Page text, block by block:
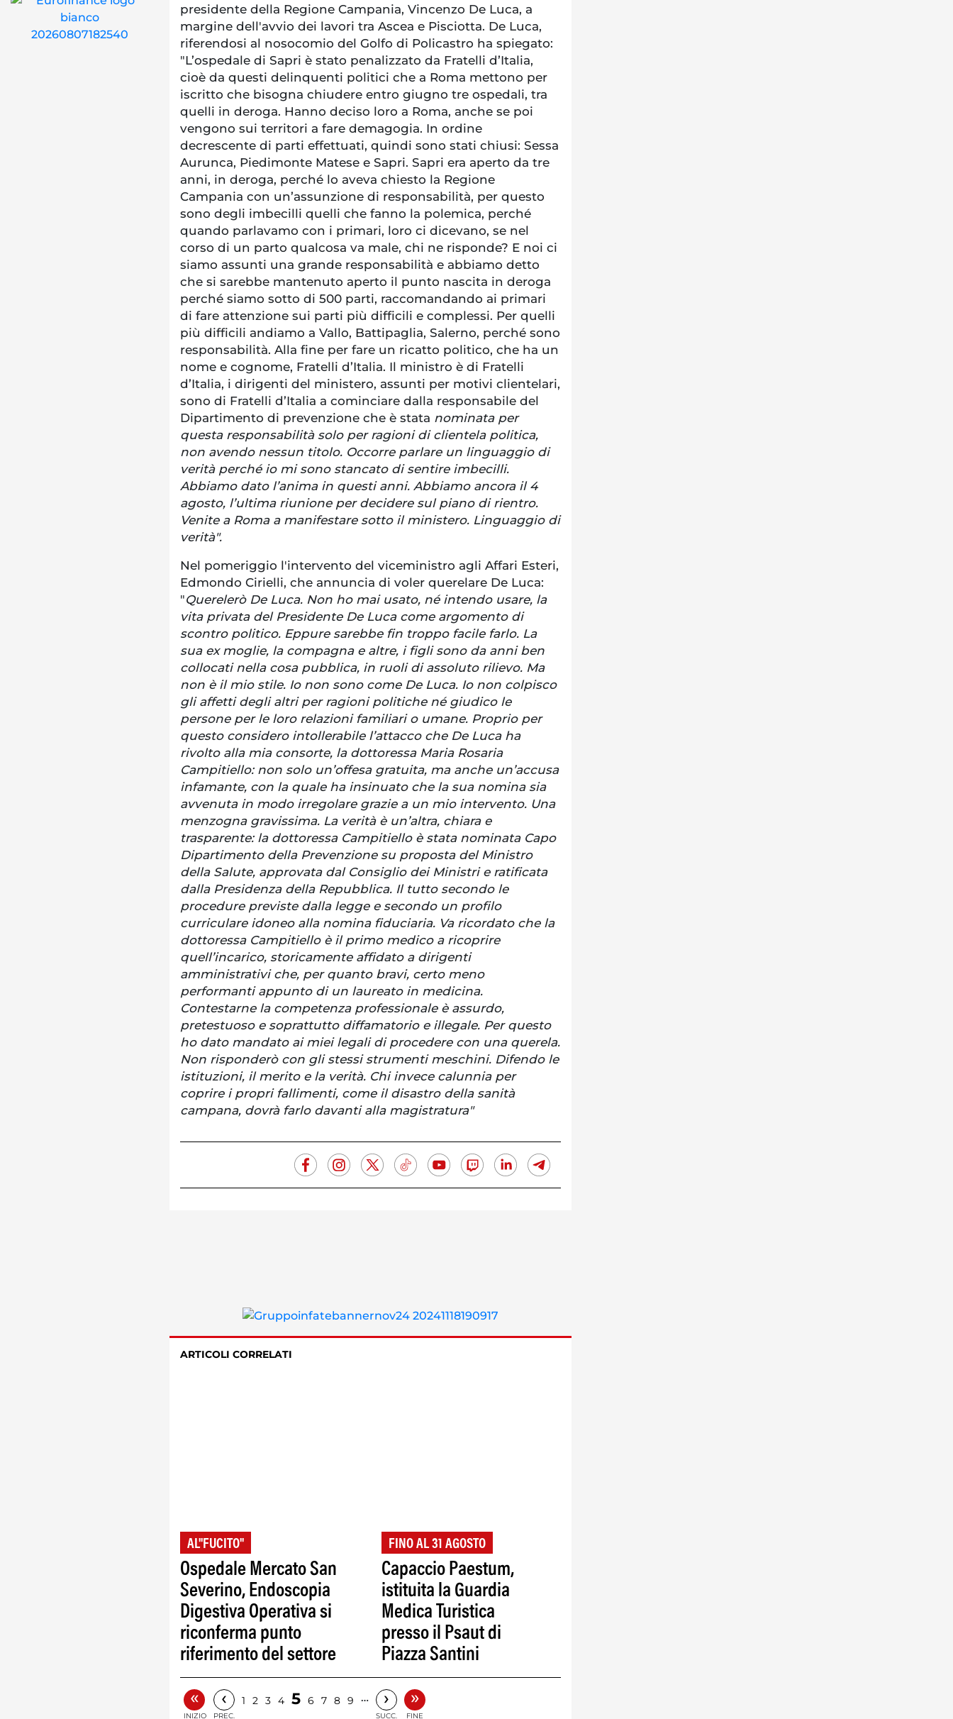
presidente della Regione Campania, Vincenzo De Luca, a
margine dell'avvio dei lavori tra Ascea e Pisciotta. De Luca,
riferendosi al nosocomio del Golfo di Policastro ha spiegato:
"L’ospedale di Sapri è stato penalizzato da Fratelli d’Italia,
cioè da questi delinquenti politici che a Roma mettono per
iscritto che bisogna chiudere entro giugno tre ospedali, tra
quelli in deroga. Hanno deciso loro a Roma, anche se poi
vengono sui territori a fare demagogia. In ordine
decrescente di parti effettuati, quindi sono stati chiusi: Sessa
Aurunca, Piedimonte Matese e Sapri. Sapri era aperto da tre
anni, in deroga, perché lo aveva chiesto la Regione
Campania con un’assunzione di responsabilità, per questo
sono degli imbecilli quelli che fanno la polemica, perché
quando parlavamo con i primari, loro ci dicevano, se nel
corso di un parto qualcosa va male, chi ne risponde? E noi ci
siamo assunti una grande responsabilità e abbiamo detto
che si sarebbe mantenuto aperto il punto nascita in deroga
perché siamo sotto di 500 parti, raccomandando ai primari
di fare attenzione sui parti più difficili e complessi. Per quelli
più difficili andiamo a Vallo, Battipaglia, Salerno, perché sono
responsabilità. Alla fine per fare un ricatto politico, che ha un
nome e cognome, Fratelli d’Italia. Il ministro è di Fratelli
d’Italia, i dirigenti del ministero, assunti per motivi clientelari,
sono di Fratelli d’Italia a cominciare dalla responsabile del
Dipartimento di prevenzione che è stata nominata per
questa responsabilità solo per ragioni di clientela politica,
non avendo nessun titolo. Occorre parlare un linguaggio di
verità perché io mi sono stancato di sentire imbecilli.
Abbiamo dato l’anima in questi anni. Abbiamo ancora il 4
agosto, l’ultima riunione per decidere sul piano di rientro.
Venite a Roma a manifestare sotto il ministero. Linguaggio di
verità".
Nel pomeriggio l'intervento del viceministro agli Affari Esteri,
Edmondo Cirielli, che annuncia di voler querelare De Luca:
"Querelerò De Luca. Non ho mai usato, né intendo usare, la
vita privata del Presidente De Luca come argomento di
scontro politico. Eppure sarebbe fin troppo facile farlo. La
sua ex moglie, la compagna e altre, i figli sono da anni ben
collocati nella cosa pubblica, in ruoli di assoluto rilievo. Ma
non è il mio stile. Io non sono come De Luca. Io non colpisco
gli affetti degli altri per ragioni politiche né giudico le
persone per le loro relazioni familiari o umane. Proprio per
questo considero intollerabile l’attacco che De Luca ha
rivolto alla mia consorte, la dottoressa Maria Rosaria
Campitiello: non solo un’offesa gratuita, ma anche un’accusa
infamante, con la quale ha insinuato che la sua nomina sia
avvenuta in modo irregolare grazie a un mio intervento. Una
menzogna gravissima. La verità è un’altra, chiara e
trasparente: la dottoressa Campitiello è stata nominata Capo
Dipartimento della Prevenzione su proposta del Ministro
della Salute, approvata dal Consiglio dei Ministri e ratificata
dalla Presidenza della Repubblica. Il tutto secondo le
procedure previste dalla legge e secondo un profilo
curriculare idoneo alla nomina fiduciaria. Va ricordato che la
dottoressa Campitiello è il primo medico a ricoprire
quell’incarico, storicamente affidato a dirigenti
amministrativi che, per quanto bravi, certo meno
performanti appunto di un laureato in medicina.
Contestarne la competenza professionale è assurdo,
pretestuoso e soprattutto diffamatorio e illegale. Per questo
ho dato mandato ai miei legali di procedere con una querela.
Non risponderò con gli stessi strumenti meschini. Difendo le
istituzioni, il merito e la verità. Chi invece calunnia per
coprire i propri fallimenti, come il disastro della sanità
campana, dovrà farlo davanti alla magistratura"
ARTICOLI CORRELATI
AL"FUCITO"
Ospedale Mercato San
Severino, Endoscopia
Digestiva Operativa si
riconferma punto
riferimento del settore
FINO AL 31 AGOSTO
Capaccio Paestum,
istituita la Guardia
Medica Turistica
presso il Psaut di
Piazza Santini
«
INIZIO
‹
PREC.
1 2 3 4 5 6 7 8 9 … ›
SUCC.
»
FINE